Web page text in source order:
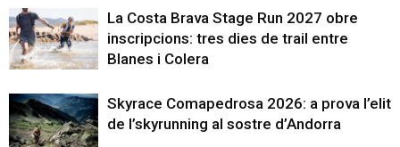
La Costa Brava Stage Run 2027 obre
inscripcions: tres dies de trail entre
Blanes i Colera
Skyrace Comapedrosa 2026: a prova l’elit
de l’skyrunning al sostre d’Andorra